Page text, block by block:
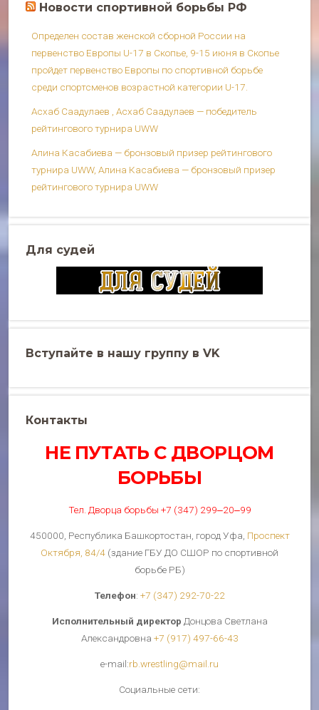
Новости спортивной борьбы РФ
Определен состав женской сборной России на
первенство Европы U-17 в Скопье, 9-15 июня в Скопье
пройдет первенство Европы по спортивной борьбе
среди спортсменов возрастной категории U-17.
Асхаб Саадулаев , Асхаб Саадулаев — победитель
рейтингового турнира UWW
Алина Касабиева — бронзовый призер рейтингового
турнира UWW, Алина Касабиева — бронзовый призер
рейтингового турнира UWW
Для судей
Вступайте в нашу группу в VK
Контакты
НЕ ПУТАТЬ С ДВОРЦОМ
БОРЬБЫ
Тел. Дворца борьбы +7 (347) 299‒20‒99
450000, Республика Башкортостан, город Уфа, Проспект
Октября, 84/4 (здание ГБУ ДО СШОР по спортивной
борьбе РБ)
Телефон: +7 (347) 292-70-22
Исполнительный директор Донцова Светлана
Александровна +7 (917) 497-66-43
е-mail:rb.wrestling@mail.ru
Cоциальные сети: